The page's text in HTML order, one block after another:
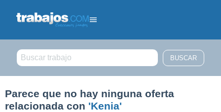
Parece que no hay ninguna oferta
relacionada con 'Kenia'